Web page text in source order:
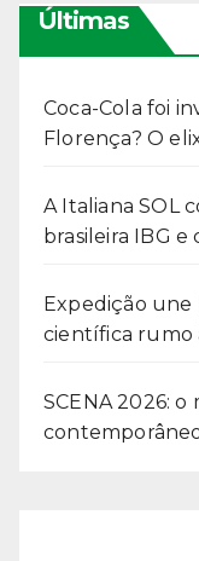
Últimas
Coca-Cola foi
Florença? O
A Italiana SOL
brasileira IBG e
Expedição une
científica rumo
SCENA 2026: